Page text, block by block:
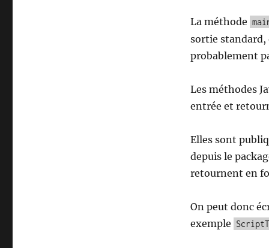
La méthode
sortie standard,
probablement
Les méthodes
entrée et
Elles sont
depuis le
retournent en
On peut donc
exemple